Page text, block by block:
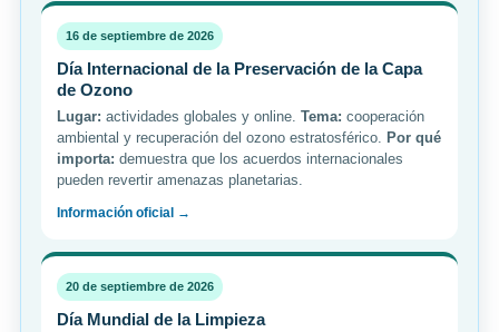
16 de septiembre de 2026
Día Internacional de la Preservación de la Capa
de Ozono
Lugar: actividades globales y online. Tema: cooperación
ambiental y recuperación del ozono estratosférico.
Por qué
importa: demuestra que los acuerdos internacionales
pueden revertir amenazas planetarias.
Información oficial →
20 de septiembre de 2026
Día Mundial de la Limpieza